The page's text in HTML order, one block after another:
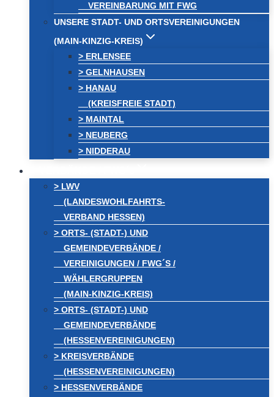
VEREINBARUNG MIT FWG
UNSERE STADT- UND ORTSVEREINIGUNGEN
(MAIN-KINZIG-KREIS)
> ERLENSEE
> GELNHAUSEN
> HANAU
(KREISFREIE STADT)
> MAINTAL
> NEUBERG
> NIDDERAU
> LWV
(LANDESWOHLFAHRTS-
VERBAND HESSEN)
> ORTS- (STADT-) UND
GEMEINDEVERBÄNDE /
VEREINIGUNGEN / FWG´S /
WÄHLERGRUPPEN
(MAIN-KINZIG-KREIS)
> ORTS- (STADT-) UND
GEMEINDEVERBÄNDE
(HESSENVEREINIGUNGEN)
> KREISVERBÄNDE
(HESSENVEREINIGUNGEN)
> HESSENVERBÄNDE